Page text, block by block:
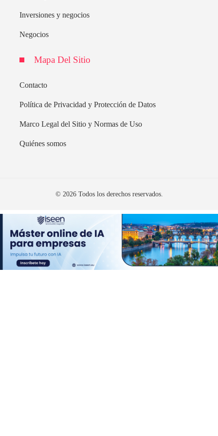
Inversiones y negocios
Negocios
Mapa Del Sitio
Contacto
Política de Privacidad y Protección de Datos
Marco Legal del Sitio y Normas de Uso
Quiénes somos
© 2026 Todos los derechos reservados.